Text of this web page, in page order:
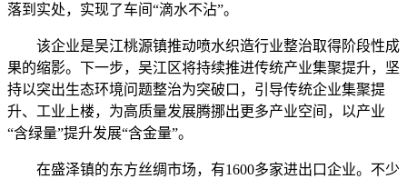
落到实处，实现了车间“滴水不沾”。
该企业是吴江桃源镇推动喷水织造行业整治取得阶段性成
果的缩影。下一步，吴江区将持续推进传统产业集聚提升，坚
持以突出生态环境问题整治为突破口，引导传统企业集聚提
升、工业上楼，为高质量发展腾挪出更多产业空间，以产业
“含绿量”提升发展“含金量”。
在盛泽镇的东方丝绸市场，有1600多家进出口企业。不少